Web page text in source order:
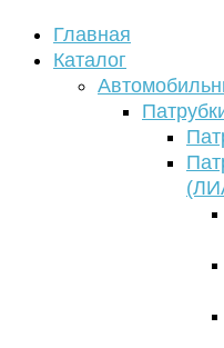
Главная
Каталог